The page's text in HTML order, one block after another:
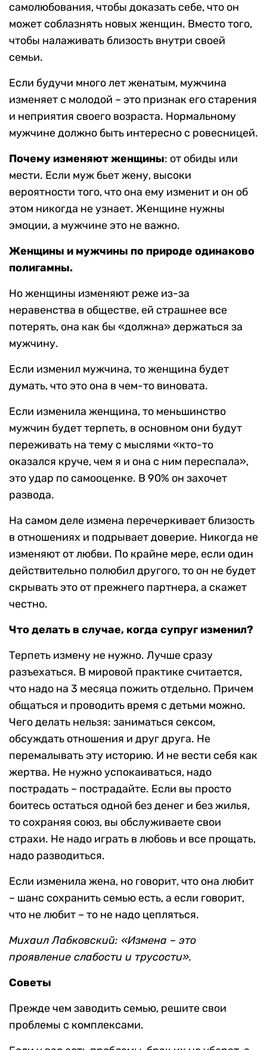
самолюбования, чтобы доказать себе, что он
может соблазнять новых женщин. Вместо того,
чтобы налаживать близость внутри своей
семьи.
Если будучи много лет женатым, мужчина
изменяет с молодой – это признак его старения
и неприятия своего возраста. Нормальному
мужчине должно быть интересно с ровесницей.
Почему изменяют женщины: от обиды или
мести. Если муж бьет жену, высоки
вероятности того, что она ему изменит и он об
этом никогда не узнает. Женщине нужны
эмоции, а мужчине это не важно.
Женщины и мужчины по природе одинаково
полигамны.
Но женщины изменяют реже из-за
неравенства в обществе, ей страшнее все
потерять, она как бы «должна» держаться за
мужчину.
Если изменил мужчина, то женщина будет
думать, что это она в чем-то виновата.
Если изменила женщина, то меньшинство
мужчин будет терпеть, в основном они будут
переживать на тему с мыслями «кто-то
оказался круче, чем я и она с ним переспала»,
это удар по самооценке. В 90% он захочет
развода.
На самом деле измена перечеркивает близость
в отношениях и подрывает доверие. Никогда не
изменяют от любви. По крайне мере, если один
действительно полюбил другого, то он не будет
скрывать это от прежнего партнера, а скажет
честно.
Что делать в случае, когда супруг изменил?
Терпеть измену не нужно. Лучше сразу
разъехаться. В мировой практике считается,
что надо на 3 месяца пожить отдельно. Причем
общаться и проводить время с детьми можно.
Чего делать нельзя: заниматься сексом,
обсуждать отношения и друг друга. Не
перемалывать эту историю. И не вести себя как
жертва. Не нужно успокаиваться, надо
пострадать – пострадайте. Если вы просто
боитесь остаться одной без денег и без жилья,
то сохраняя союз, вы обслуживаете свои
страхи. Не надо играть в любовь и все прощать,
надо разводиться.
Если изменила жена, но говорит, что она любит
– шанс сохранить семью есть, а если говорит,
что не любит – то не надо цепляться.
Михаил Лабковский: «Измена – это
проявление слабости и трусости».
Советы
Прежде чем заводить семью, решите свои
проблемы с комплексами.